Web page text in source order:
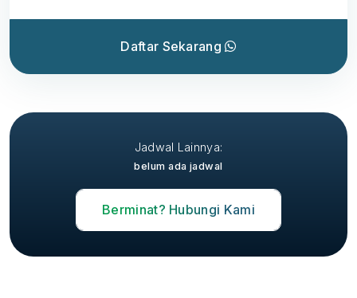
Daftar Sekarang
Jadwal Lainnya:
belum ada jadwal
Berminat? Hubungi Kami